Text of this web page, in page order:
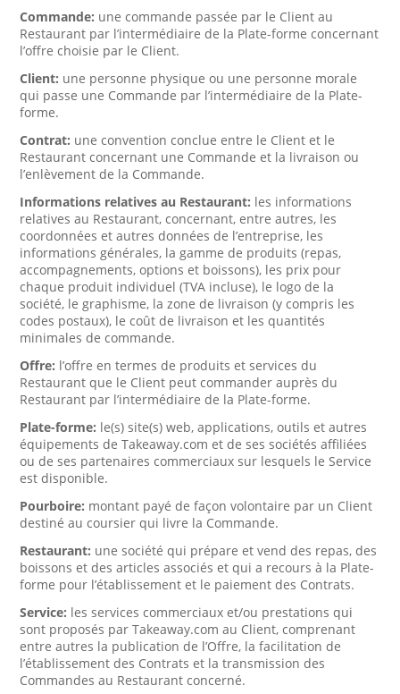
Commande: une commande passée par le Client au
Restaurant par l’intermédiaire de la Plate-forme concernant
l’offre choisie par le Client.
Client: une personne physique ou une personne morale
qui passe une Commande par l’intermédiaire de la Plate-
forme.
Contrat: une convention conclue entre le Client et le
Restaurant concernant une Commande et la livraison ou
l’enlèvement de la Commande.
Informations relatives au Restaurant: les informations
relatives au Restaurant, concernant, entre autres, les
coordonnées et autres données de l’entreprise, les
informations générales, la gamme de produits (repas,
accompagnements, options et boissons), les prix pour
chaque produit individuel (TVA incluse), le logo de la
société, le graphisme, la zone de livraison (y compris les
codes postaux), le coût de livraison et les quantités
minimales de commande.
Offre: l’offre en termes de produits et services du
Restaurant que le Client peut commander auprès du
Restaurant par l’intermédiaire de la Plate-forme.
Plate-forme: le(s) site(s) web, applications, outils et autres
équipements de Takeaway.com et de ses sociétés affiliées
ou de ses partenaires commerciaux sur lesquels le Service
est disponible.
Pourboire: montant payé de façon volontaire par un Client
destiné au coursier qui livre la Commande.
Restaurant: une société qui prépare et vend des repas, des
boissons et des articles associés et qui a recours à la Plate-
forme pour l’établissement et le paiement des Contrats.
Service: les services commerciaux et/ou prestations qui
sont proposés par Takeaway.com au Client, comprenant
entre autres la publication de l’Offre, la facilitation de
l’établissement des Contrats et la transmission des
Commandes au Restaurant concerné.